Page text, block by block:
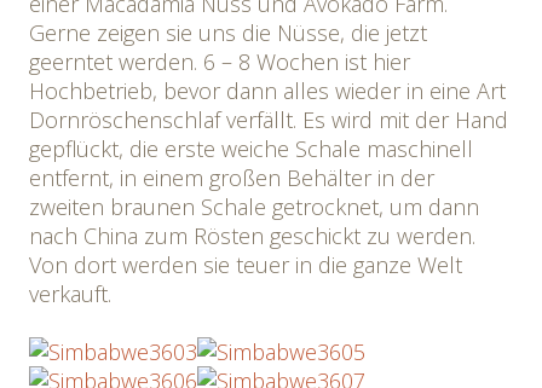
Gerne zeigen sie uns die Nüsse, die jetzt
geerntet werden. 6 – 8 Wochen ist hier
Hochbetrieb, bevor dann alles wieder in eine Art
Dornröschenschlaf verfällt. Es wird mit der Hand
gepflückt, die erste weiche Schale maschinell
entfernt, in einem großen Behälter in der
zweiten braunen Schale getrocknet, um dann
nach China zum Rösten geschickt zu werden.
Von dort werden sie teuer in die ganze Welt
verkauft.